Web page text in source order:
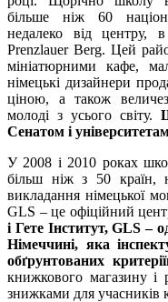
більше ніж 60
недалеко від центру,
Prenzlauer Berg. Цей
мініатюрними кафе,
німецькі дизайнери
ціною, а також
молоді з усього світу.
Сенатом і
У 2008 і 2010 роках
більш ніж з 50 країн,
викладання німецької
GLS – це офіційний
і Гете Інститут, GLS –
Німеччині, яка
обґрунтованих
книжкового магазину і
знижками для учасників